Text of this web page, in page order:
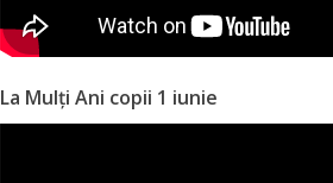
La Mulți Ani copii 1 iunie